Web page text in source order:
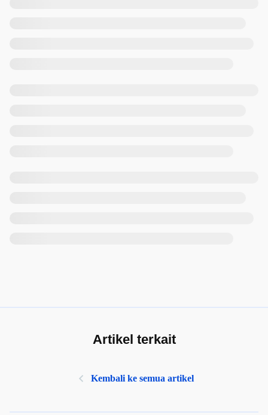
Artikel terkait
Kembali ke semua artikel